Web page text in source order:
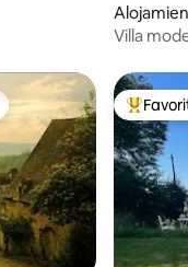
-Vignes
Villa